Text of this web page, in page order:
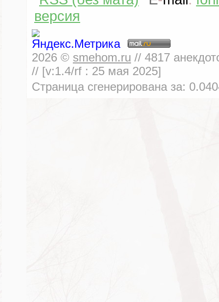
версия
2026 © smehom.ru // 4817
// [v:1.4/rf : 25 мая 2025]
Страница сгенерирована за: